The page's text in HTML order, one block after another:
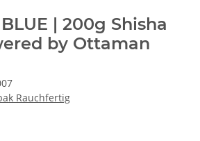
| 200g Shisha
by Ottaman
Rauchfertig